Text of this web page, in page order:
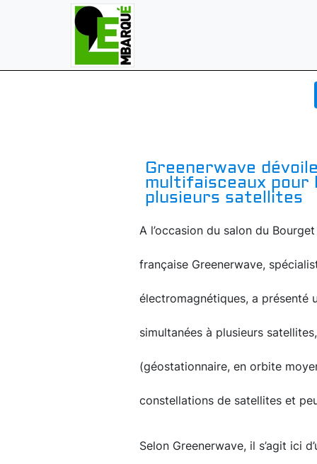
Greenerwave
multifaisceaux pour
plusieurs satellites
A l’occasion du salon du
française Greenerwave,
électromagnétiques, a présenté
simultanées à plusieurs
(géostationnaire, en orbite
constellations de satellites et
Selon Greenerwave, il s’agit ici